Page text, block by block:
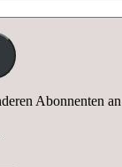
Abonnenten an